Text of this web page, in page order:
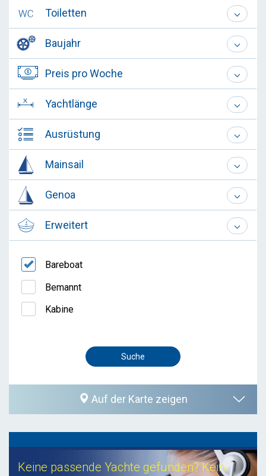
Toiletten
Baujahr
Preis pro Woche
Yachtlänge
Ausrüstung
Mainsail
Genoa
Erweitert
Bareboat
Bemannt
Kabine
Auf der Karte zeigen
Keine passende Yachte gefunden? Kein